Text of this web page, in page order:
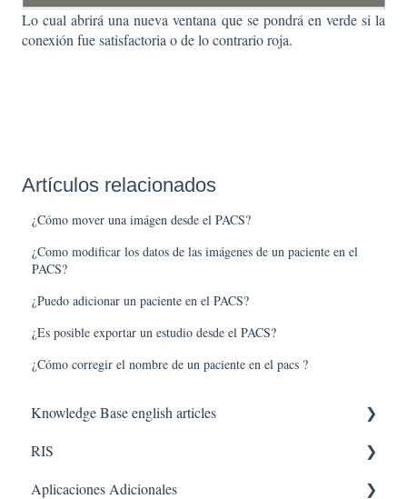
Lo cual abrirá una nueva ventana que se pondrá en verde si la
conexión fue satisfactoria o de lo contrario roja.
Artículos relacionados
¿Cómo mover una imágen desde el PACS?
¿Como modificar los datos de las imágenes de un paciente en el
PACS?
¿Puedo adicionar un paciente en el PACS?
¿Es posible exportar un estudio desde el PACS?
¿Cómo corregir el nombre de un paciente en el pacs ?
Knowledge Base english articles
AQUILA IN THE CLOUD
PACS
RIS
RV
Aplicaciones Adicionales